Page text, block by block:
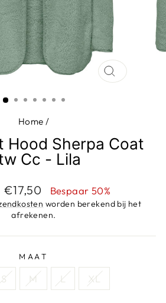
SLUIT
Home /
Hood Sherpa Coat
Cc - Lila
Aanbiedingsprijs
€17,50 Bespaar 50%
worden berekend bij het
afrekenen.
MAAT
S M L XL